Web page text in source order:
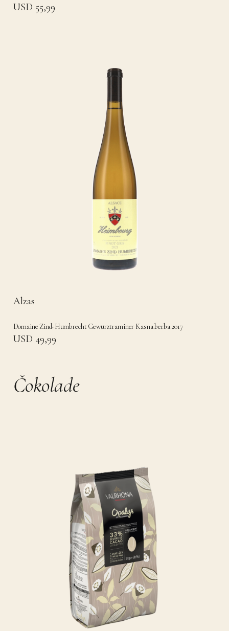
USD 55,99
Alzas
Domaine Zind-Humbrecht Gewurztraminer Kasna berba 2017
USD 49,99
Čokolade